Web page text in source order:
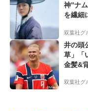
神”ナ
を繊細
双葉社グ
井の頭
草」「
金髪&
ー”映
双葉社グ